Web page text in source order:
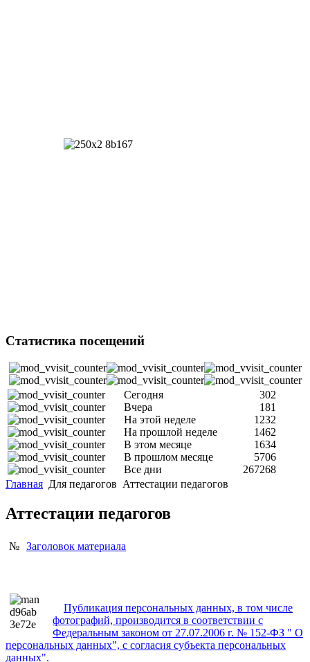
Статистика посещений
Сегодня
302
Вчера
181
На этой неделе
1232
На прошлой неделе
1462
В этом месяце
1634
В прошлом месяце
5706
Все дни
267268
Главная Для педагогов Аттестации педагогов
Аттестации педагогов
№ Заголовок материала
Публикация персональных данных, в том числе
фотографий, производится в соответствии с
Федеральным законом от 27.07.2006 г. № 152-ФЗ " О
персональных данных", с согласия субъекта персональных
данных".